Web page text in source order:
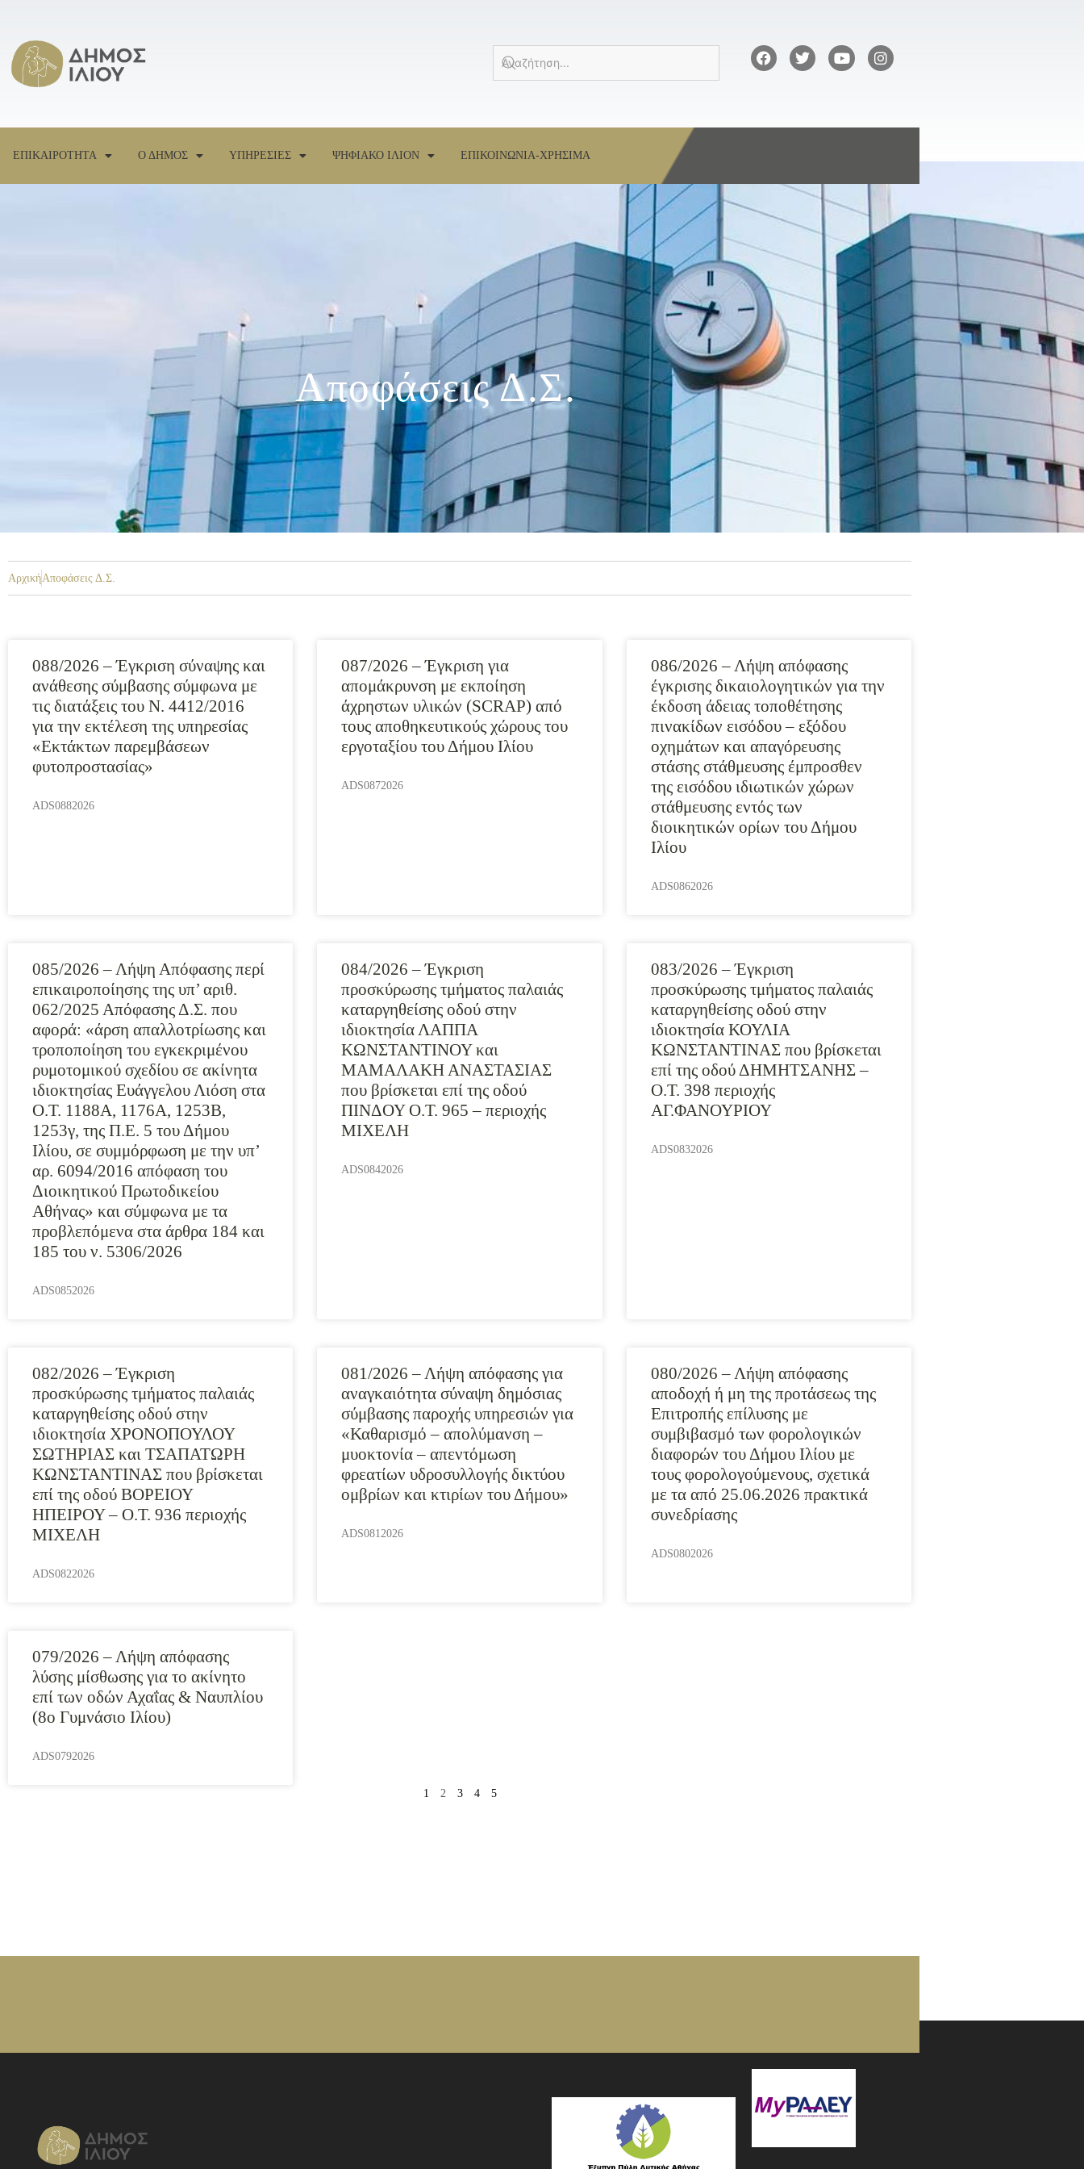
ΕΠΙΚΑΙΡΟΤΗΤΑ Ο ΔΗΜΟΣ ΥΠΗΡΕΣΙΕΣ ΨΗΦΙΑΚΟ ΙΛΙΟΝ ΕΠΙΚΟΙΝΩΝΙΑ-ΧΡΗΣΙΜΑ
Αποφάσεις Δ.Σ.
ΑρχικήΑποφάσεις Δ.Σ.
088/2026 – Έγκριση σύναψης και
ανάθεσης σύμβασης σύμφωνα με
τις διατάξεις του Ν. 4412/2016
για την εκτέλεση της υπηρεσίας
«Εκτάκτων παρεμβάσεων
φυτοπροστασίας»
ADS0882026
087/2026 – Έγκριση για
απομάκρυνση με εκποίηση
άχρηστων υλικών (SCRAP) από
τους αποθηκευτικούς χώρους του
εργοταξίου του Δήμου Ιλίου
ADS0872026
086/2026 – Λήψη απόφασης
έγκρισης δικαιολογητικών για την
έκδοση άδειας τοποθέτησης
πινακίδων εισόδου – εξόδου
οχημάτων και απαγόρευσης
στάσης στάθμευσης έμπροσθεν
της εισόδου ιδιωτικών χώρων
στάθμευσης εντός των
διοικητικών ορίων του Δήμου
Ιλίου
ADS0862026
085/2026 – Λήψη Απόφασης περί
επικαιροποίησης της υπ’ αριθ.
062/2025 Απόφασης Δ.Σ. που
αφορά: «άρση απαλλοτρίωσης και
τροποποίηση του εγκεκριμένου
ρυμοτομικού σχεδίου σε ακίνητα
ιδιοκτησίας Ευάγγελου Λιόση στα
Ο.Τ. 1188Α, 1176Α, 1253Β,
1253γ, της Π.Ε. 5 του Δήμου
Ιλίου, σε συμμόρφωση με την υπ’
αρ. 6094/2016 απόφαση του
Διοικητικού Πρωτοδικείου
Αθήνας» και σύμφωνα με τα
προβλεπόμενα στα άρθρα 184 και
185 του ν. 5306/2026
ADS0852026
084/2026 – Έγκριση
προσκύρωσης τμήματος παλαιάς
καταργηθείσης οδού στην
ιδιοκτησία ΛΑΠΠΑ
ΚΩΝΣΤΑΝΤΙΝΟΥ και
ΜΑΜΑΛΑΚΗ ΑΝΑΣΤΑΣΙΑΣ
που βρίσκεται επί της οδού
ΠΙΝΔΟΥ Ο.Τ. 965 – περιοχής
ΜΙΧΕΛΗ
ADS0842026
083/2026 – Έγκριση
προσκύρωσης τμήματος παλαιάς
καταργηθείσης οδού στην
ιδιοκτησία ΚΟΥΛΙΑ
ΚΩΝΣΤΑΝΤΙΝΑΣ που βρίσκεται
επί της οδού ΔΗΜΗΤΣΑΝΗΣ –
Ο.Τ. 398 περιοχής
ΑΓ.ΦΑΝΟΥΡΙΟΥ
ADS0832026
082/2026 – Έγκριση
προσκύρωσης τμήματος παλαιάς
καταργηθείσης οδού στην
ιδιοκτησία ΧΡΟΝΟΠΟΥΛΟΥ
ΣΩΤΗΡΙΑΣ και ΤΣΑΠΑΤΩΡΗ
ΚΩΝΣΤΑΝΤΙΝΑΣ που βρίσκεται
επί της οδού ΒΟΡΕΙΟΥ
ΗΠΕΙΡΟΥ – Ο.Τ. 936 περιοχής
ΜΙΧΕΛΗ
ADS0822026
081/2026 – Λήψη απόφασης για
αναγκαιότητα σύναψη δημόσιας
σύμβασης παροχής υπηρεσιών για
«Καθαρισμό – απολύμανση –
μυοκτονία – απεντόμωση
φρεατίων υδροσυλλογής δικτύου
ομβρίων και κτιρίων του Δήμου»
ADS0812026
080/2026 – Λήψη απόφασης
αποδοχή ή μη της προτάσεως της
Επιτροπής επίλυσης με
συμβιβασμό των φορολογικών
διαφορών του Δήμου Ιλίου με
τους φορολογούμενους, σχετικά
με τα από 25.06.2026 πρακτικά
συνεδρίασης
ADS0802026
079/2026 – Λήψη απόφασης
λύσης μίσθωσης για το ακίνητο
επί των οδών Αχαΐας & Ναυπλίου
(8ο Γυμνάσιο Ιλίου)
ADS0792026
1 2 3 4 5